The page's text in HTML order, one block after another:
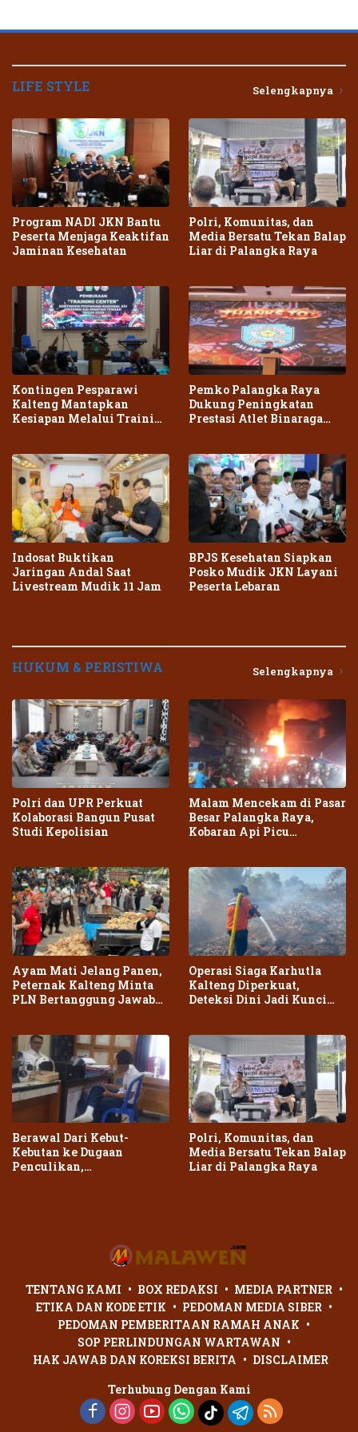
LIFE STYLE Selengkapnya
Program NADI JKN Bantu
Peserta Menjaga Keaktifan
Jaminan Kesehatan
Polri, Komunitas, dan
Media Bersatu Tekan Balap
Liar di Palangka Raya
Kontingen Pesparawi
Kalteng Mantapkan
Kesiapan Melalui Training
Pemko Palangka Raya
Dukung Peningkatan
Prestasi Atlet Binaraga
Indosat Buktikan
Jaringan Andal Saat
Livestream Mudik 11 Jam
BPJS Kesehatan Siapkan
Posko Mudik JKN Layani
Peserta Lebaran
HUKUM & PERISTIWA Selengkapnya
Polri dan UPR Perkuat
Kolaborasi Bangun Pusat
Studi Kepolisian
Malam Mencekam di Pasar
Besar Palangka Raya,
Kobaran Api Picu
Ayam Mati Jelang Panen,
Peternak Kalteng Minta
PLN Bertanggung Jawab
Operasi Siaga Karhutla
Kalteng Diperkuat,
Deteksi Dini Jadi Kunci
Berawal Dari Kebut-
Kebutan ke Dugaan
Penculikan,
Polri, Komunitas, dan
Media Bersatu Tekan Balap
Liar di Palangka Raya
TENTANG KAMI BOX REDAKSI
MEDIA PARTNER
ETIKA DAN KODE ETIK
PEDOMAN MEDIA SIBER
PEDOMAN PEMBERITAAN RAMAH ANAK
SOP PERLINDUNGAN WARTAWAN
HAK JAWAB DAN KOREKSI BERITA
DISCLAIMER
Terhubung Dengan Kami